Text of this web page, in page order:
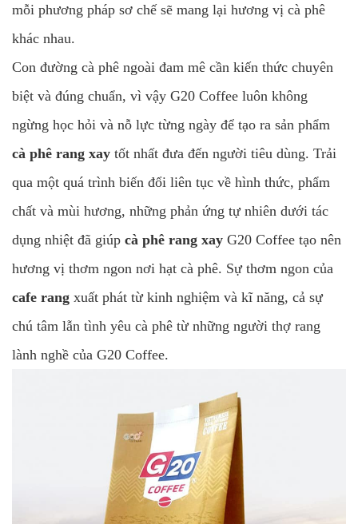
mỗi phương pháp sơ chế sẽ mang lại hương vị cà phê
khác nhau.
Con đường cà phê ngoài đam mê cần kiến thức chuyên
biệt và đúng chuẩn, vì vậy G20 Coffee luôn không
ngừng học hỏi và nỗ lực từng ngày để tạo ra sản phẩm
cà phê rang xay tốt nhất đưa đến người tiêu dùng. Trải
qua một quá trình biến đổi liên tục về hình thức, phẩm
chất và mùi hương, những phản ứng tự nhiên dưới tác
dụng nhiệt đã giúp cà phê rang xay G20 Coffee tạo nên
hương vị thơm ngon nơi hạt cà phê. Sự thơm ngon của
cafe rang xuất phát từ kinh nghiệm và kĩ năng, cả sự
chú tâm lẫn tình yêu cà phê từ những người thợ rang
lành nghề của G20 Coffee.